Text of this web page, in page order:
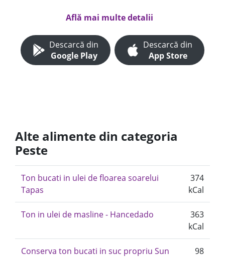
Află mai multe detalii
Descarcă din
Google Play
Descarcă din
App Store
Alte alimente din categoria
Peste
Ton bucati in ulei de floarea soarelui
Tapas
374
kCal
Ton in ulei de masline - Hancedado
363
kCal
Conserva ton bucati in suc propriu Sun
98